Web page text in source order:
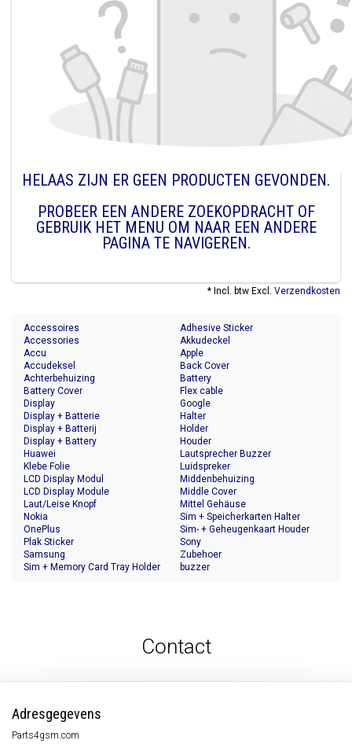
HELAAS ZIJN ER GEEN PRODUCTEN GEVONDEN.
PROBEER EEN ANDERE ZOEKOPDRACHT OF
GEBRUIK HET MENU OM NAAR EEN ANDERE
PAGINA TE NAVIGEREN.
* Incl. btw Excl. Verzendkosten
Accessoires
Accessories
Accu
Accudeksel
Achterbehuizing
Adhesive Sticker
Akkudeckel
Apple
Back Cover
Battery
Battery Cover
Display
Display + Batterie
Display + Batterij
Display + Battery
Flex cable
Google
Halter
Holder
Houder
Huawei
Klebe Folie
LCD Display Modul
LCD Display Module
Laut/Leise Knopf
Lautsprecher Buzzer
Luidspreker
Middenbehuizing
Middle Cover
Mittel Gehäuse
Nokia
OnePlus
Plak Sticker
Samsung
Sim + Memory Card Tray Holder
Sim + Speicherkarten Halter
Sim- + Geheugenkaart Houder
Sony
Zubehoer
buzzer
Contact
Adresgegevens
Parts4gsm.com